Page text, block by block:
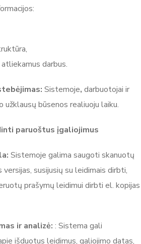
darbus.
Sistemoje, darbuotojai ir
būsenos realiuoju laiku.
paruoštus įgaliojimus
Sistemoje galima saugoti skanuotų
susijusių su leidimais dirbti,
prašymų leidimui dirbti el. kopijas
ir analizė: : Sistema gali
išduotus leidimus, galiojimo datas,